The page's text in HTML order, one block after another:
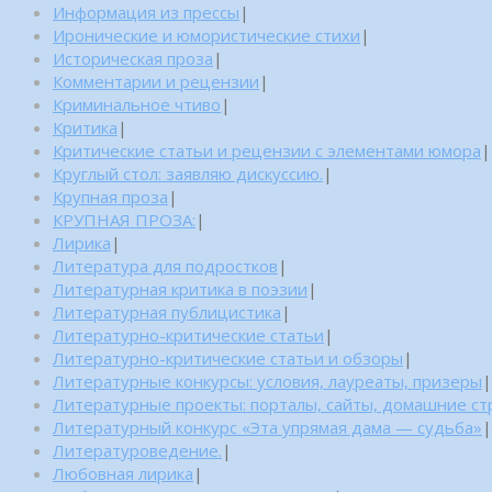
Информация из прессы |
Иронические и юмористические стихи |
Историческая проза |
Комментарии и рецензии |
Криминальное чтиво |
Критика |
Критические статьи и рецензии с элементами юмора |
Круглый стол: заявляю дискуссию. |
Крупная проза |
КРУПНАЯ ПРОЗА: |
Лирика |
Литература для подростков |
Литературная критика в поэзии |
Литературная публицистика |
Литературно-критические статьи |
Литературно-критические статьи и обзоры |
Литературные конкурсы: условия, лауреаты, призеры |
Литературные проекты: порталы, сайты, домашние
Литературный конкурс «Эта упрямая дама — судьба» |
Литературоведение. |
Любовная лирика |